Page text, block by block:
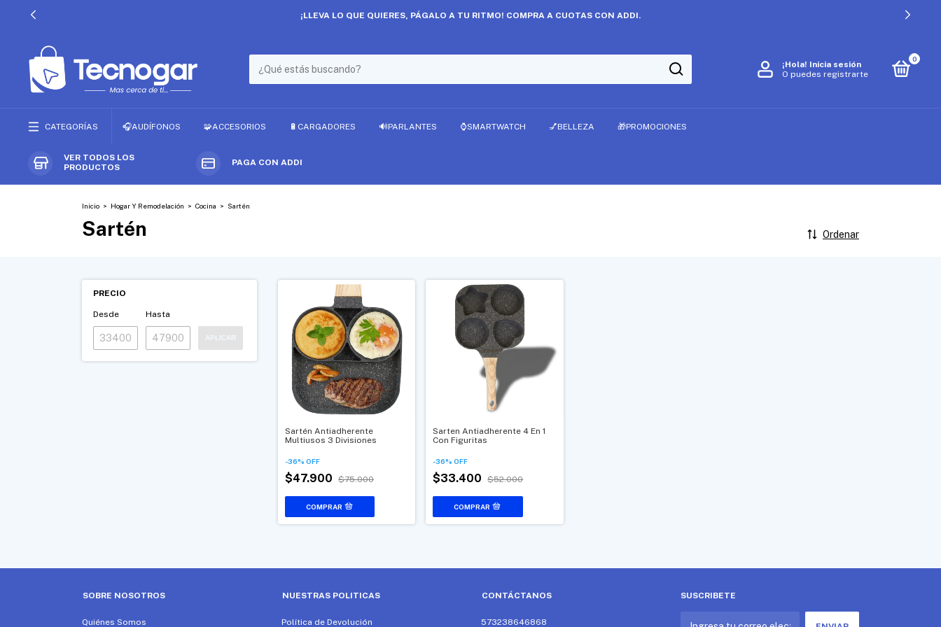
¡LLEVA LO QUE QUIERES, PÁGALO A TU RITMO! COMPRA A CUOTAS CON ADDI.
¡Hola! Inicia sesión
O puedes registrarte
0
CATEGORÍAS 🎧AUDÍFONOS 🧩ACCESORIOS 🔋CARGADORES 🔊PARLANTES ⌚SMARTWATCH 💅BELLEZA 🎁PROMOCIONES
VER TODOS LOS
PRODUCTOS
PAGA CON ADDI
Inicio > Hogar Y Remodelación > Cocina > Sartén
Sartén Ordenar
PRECIO
Desde Hasta
APLICAR
Sartén Antiadherente
Multiusos 3 Divisiones
-36% OFF
$47.900 $75.000
Sarten Antiadherente 4 En 1
Con Figuritas
-36%OFF
$33.400 $52.000
SOBRE NOSOTROS
Quiénes Somos
NUESTRAS POLITICAS
Política de Devolución
CONTÁCTANOS
573238646868
SUSCRIBETE